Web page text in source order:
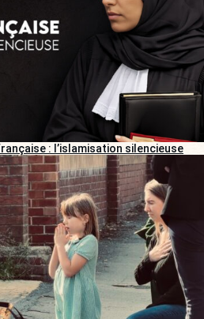
: l’islamisation silencieuse